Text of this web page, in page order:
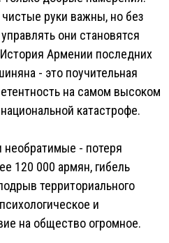
руки важны, но без
они становятся
Армении последних
- это поучительная
на самом высоком
катастрофе.
- потеря
120 000 армян, гибель
территориального
и
на общество огромное.